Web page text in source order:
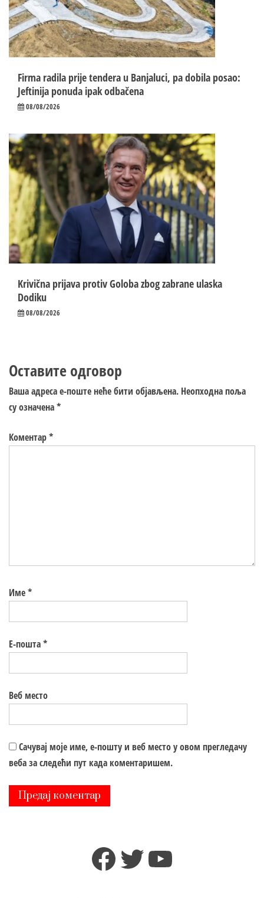
Firma radila prije tendera u Banjaluci, pa dobila posao:
Jeftinija ponuda ipak odbačena
08/08/2026
Krivična prijava protiv Goloba zbog zabrane ulaska
Dodiku
08/08/2026
Оставите одговор
Ваша адреса е-поште неће бити објављена. Неопходна поља
су означена*
Коментар*
Име*
Е-пошта*
Веб место
Сачувај моје име, е-пошту и веб место у овом прегледачу
веба за следећи пут када коментаришем.
Facebook
TwitterYouTube